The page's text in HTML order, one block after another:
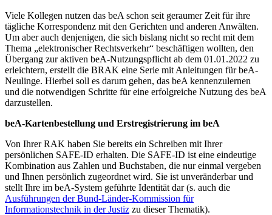
Viele Kollegen nutzen das beA schon seit geraumer Zeit für ihre
tägliche Korrespondenz mit den Gerichten und anderen Anwälten.
Um aber auch denjenigen, die sich bislang nicht so recht mit dem
Thema „elektronischer Rechtsverkehr“ beschäftigen wollten, den
Übergang zur aktiven beA-Nutzungspflicht ab dem 01.01.2022 zu
erleichtern, erstellt die BRAK eine Serie mit Anleitungen für beA-
Neulinge. Hierbei soll es darum gehen, das beA kennenzulernen
und die notwendigen Schritte für eine erfolgreiche Nutzung des beA
darzustellen.
beA-Kartenbestellung und Erstregistrierung im beA
Von Ihrer RAK haben Sie bereits ein Schreiben mit Ihrer
persönlichen SAFE-ID erhalten. Die SAFE-ID ist eine eindeutige
Kombination aus Zahlen und Buchstaben, die nur einmal vergeben
und Ihnen persönlich zugeordnet wird. Sie ist unveränderbar und
stellt Ihre im beA-System geführte Identität dar (s. auch die
Ausführungen der Bund-Länder-Kommission für
Informationstechnik in der Justiz zu dieser Thematik).